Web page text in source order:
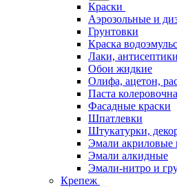
Краски
Аэрозольные и
Грунтовки
Краска
Лаки,
Обои жидкие
Олифа, ацетон,
Паста
Фасадные краски
Шпатлевки
Штукатурки,
Эмали акриловые
Эмали алкидные
Эмали-нитро и
Крепеж